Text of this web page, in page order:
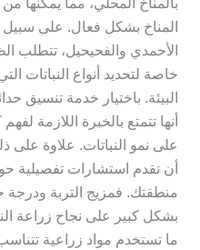
بالمناخ المحلي، مما يمكنها من
المناخ بشكل فعال. على
الأحمدي والفحيحيل، تتطلب
خاصة لتحديد أنواع النباتات
البيئة. باختيار خدمة تنسيق
أنها تتمتع بالخبرة اللازمة
على نمو النباتات. علاوة على
أن تقدم استشارات تفصيلية
منطقتك. فمزيج التربة ودرجة
بشكل كبير على نجاح زراعة
ما تستخدم مواد زراعية